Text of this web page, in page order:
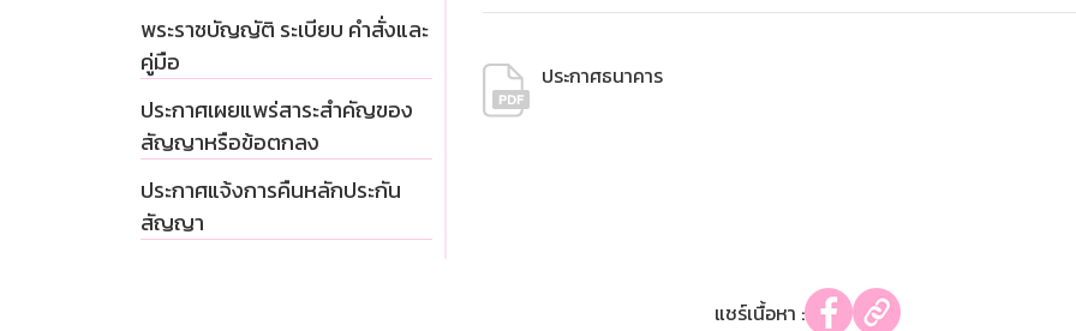
พระราชบัญญัติ ระเบียบ คำสั่งและ
คู่มือ
ประกาศเผยแพร่สาระสำคัญของ
สัญญาหรือข้อตกลง
ประกาศแจ้งการคืนหลักประกัน
สัญญา
ประกาศธนาคาร
แชร์เนื้อหา :